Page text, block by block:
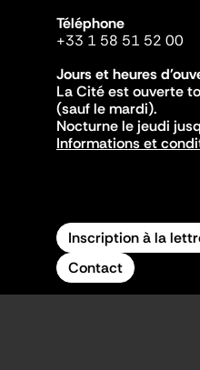
Téléphone
+33 1 58 51 52 00
Jours et heures
La Cité est ouverte
(sauf le mardi).
Nocturne le jeudi
Informations et
Inscription à la
Contact